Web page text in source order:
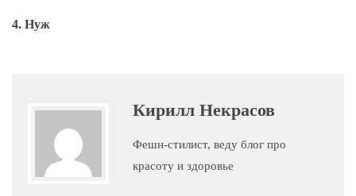
4. Нуж
Кирилл Некрасов
Фешн-стилист, веду блог про
красоту и здоровье